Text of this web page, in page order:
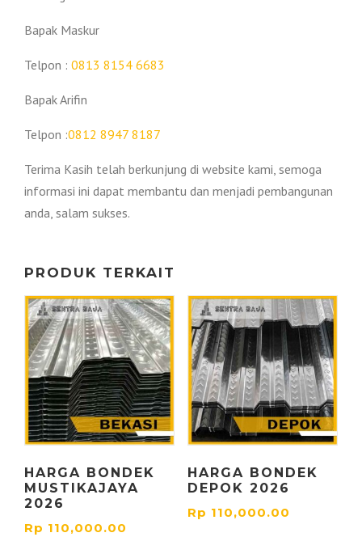
Bapak Maskur
Telpon : 0813 8154 6683
Bapak Arifin
Telpon :0812 8947 8187
Terima Kasih telah berkunjung di website kami, semoga
informasi ini dapat membantu dan menjadi pembangunan
anda, salam sukses.
PRODUK TERKAIT
HARGA BONDEK
MUSTIKAJAYA
2026
Rp 110,000.00
HARGA BONDEK
DEPOK 2026
Rp 110,000.00